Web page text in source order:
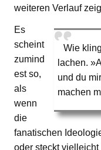
weiteren Verlauf
Wie
lachen.
und du
machen
Es
scheint
zumind
est so,
als
wenn
die
fanatischen
oder steckt